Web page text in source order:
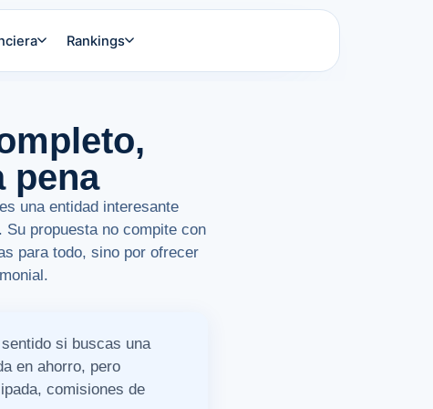
Rankings
pena
una entidad interesante
propuesta no compite con
para todo, sino por ofrecer
si buscas una
en ahorro, pero
comisiones de